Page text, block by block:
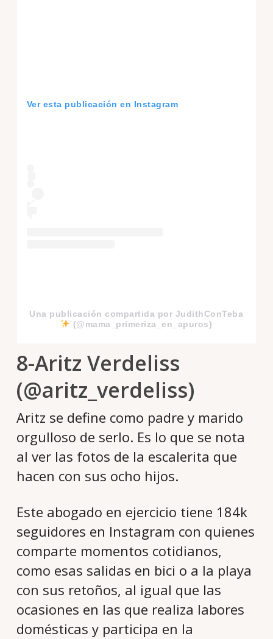
Ver esta publicación en Instagram
Una publicación compartida por JudithConTeba
(@mama_primeriza_en_apuros)
8-Aritz Verdeliss
(@aritz_verdeliss)
Aritz se define como padre y marido
orgulloso de serlo. Es lo que se nota
al ver las fotos de la escalerita que
hacen con sus ocho hijos.
Este abogado en ejercicio tiene 184k
seguidores en Instagram con quienes
comparte momentos cotidianos,
como esas salidas en bici o a la playa
con sus retoños, al igual que las
ocasiones en las que realiza labores
domésticas y participa en la